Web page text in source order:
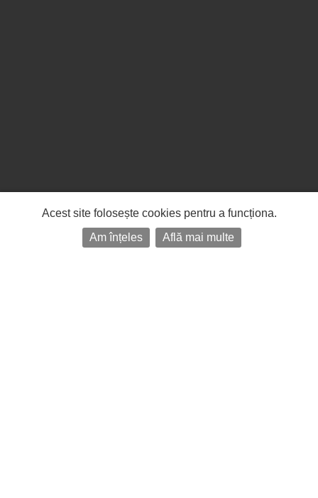
Acest site folosește cookies pentru a funcționa.
Am înțeles
Află mai multe